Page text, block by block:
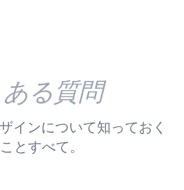
る質問
インについて知っておく
とすべて。